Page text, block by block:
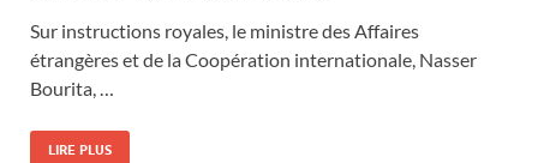
Sur instructions royales, le ministre des Affaires
étrangères et de la Coopération internationale, Nasser
Bourita, …
LIRE PLUS